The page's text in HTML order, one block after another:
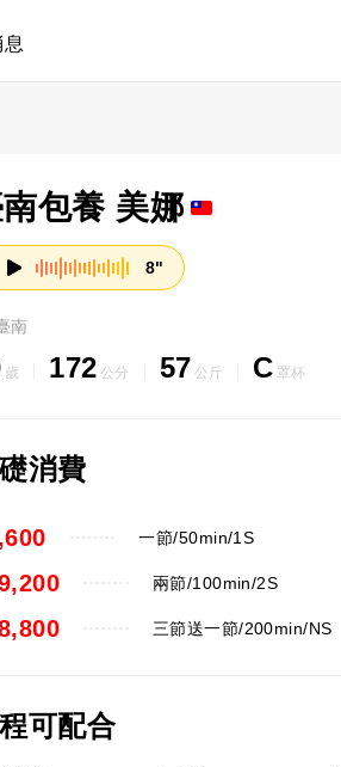
包養 美娜
8"
南
歲 172 公分 57 公斤 C 罩杯
消費
一節/50min/1S
兩節/100min/2S
三節送一節/200min/NS
可配合